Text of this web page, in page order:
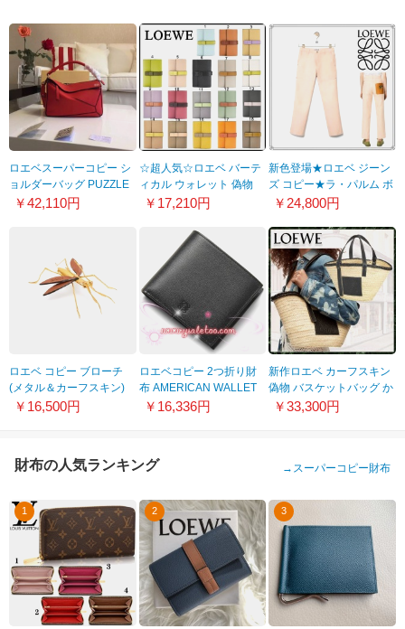
ロエベスーパーコピー シ
ョルダーバッグ PUZZLE
SMALL LADIES' BAG 322
￥42,110円
☆超人気☆ロエベ バーテ
ィカル ウォレット 偽物
スモール ミニ財布 全色
￥17,210円
新色登場★ロエベ ジーン
ズ コピー★ラ・パルム ボ
ーイフレンド ジーンズ★
★S897Y04X02
￥24,800円
ロエベ コピー ブローチ
(メタル＆カーフスキン)
J623245X01
￥16,500円
ロエベコピー 2つ折り財
布 AMERICAN WALLET
103.30.501 1398 ブラッ
￥16,336円
新作ロエベ カーフスキン
偽物 バスケットバッグ か
ご A223S92X11
￥33,300円
財布の人気ランキング → スーパーコピー財布
1 2 3